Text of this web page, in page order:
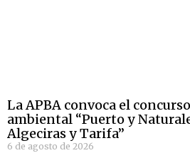
La APBA convoca el
ambiental “Puerto y
Algeciras y Tarifa”
6 de agosto de 2026